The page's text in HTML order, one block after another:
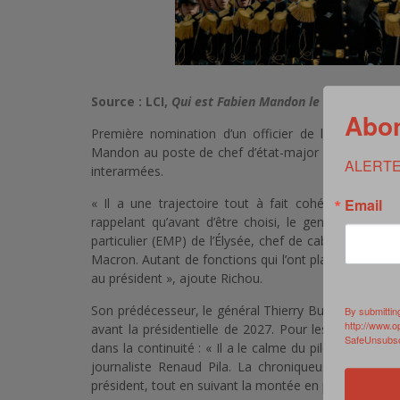
Source : LCI, Qui est Fabien Mandon le nouveau
Première nomination d’un officier de l’armée de
Mandon au poste de chef d’état-major des armées
interarmées.
« Il a une trajectoire tout à fait cohérente, assez
rappelant qu’avant d’être choisi, le general
particulier (EMP) de l’Élysée, chef de cabinet
Macron. Autant de fonctions qui l’ont placé « au
au président », ajoute Richou.
Son prédécesseur, le général Thierry Burkhard, a
avant la présidentielle de 2027. Pour les
dans la continuité : « Il a le calme du pilote de
journaliste Renaud Pila. La chroniqueuse Magali
président, tout en suivant la montée en puissance de
Email
By
http://